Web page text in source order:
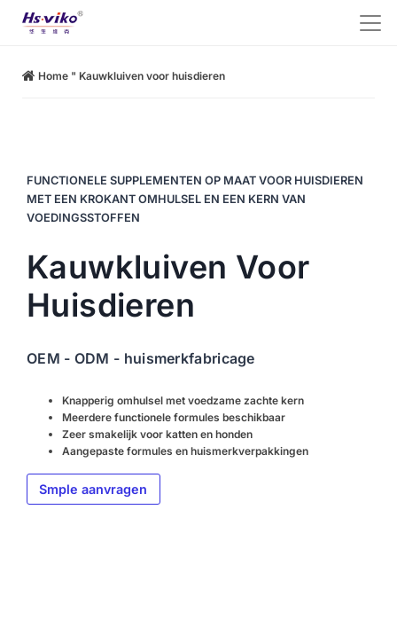
Home " Kauwkluiven voor huisdieren
FUNCTIONELE SUPPLEMENTEN OP MAAT VOOR HUISDIEREN
MET EEN KROKANT OMHULSEL EN EEN KERN VAN
VOEDINGSSTOFFEN
Kauwkluiven Voor
Huisdieren
OEM - ODM - huismerkfabricage
Knapperig omhulsel met voedzame zachte kern
Meerdere functionele formules beschikbaar
Zeer smakelijk voor katten en honden
Aangepaste formules en huismerkverpakkingen
Smple aanvragen